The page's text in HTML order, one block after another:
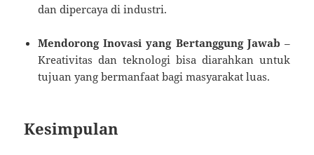
dan dipercaya di industri.
Mendorong Inovasi yang Bertanggung Jawab –
Kreativitas dan teknologi bisa diarahkan untuk
tujuan yang bermanfaat bagi masyarakat luas.
Kesimpulan